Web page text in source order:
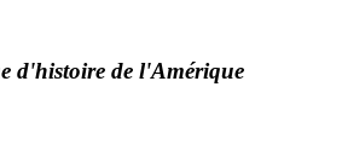
d'histoire de l'Amérique